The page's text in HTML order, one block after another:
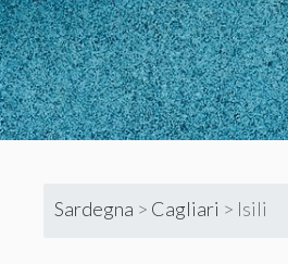
Sardegna > Cagliari > Isili